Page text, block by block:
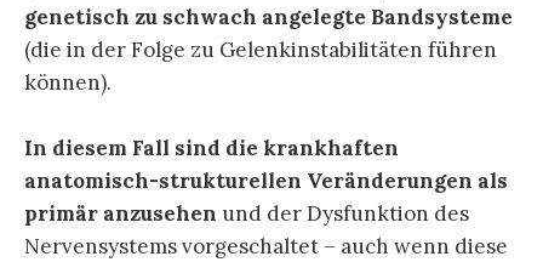
genetisch zu schwach angelegte Bandsysteme
(die in der Folge zu Gelenkinstabilitäten führen
können).
In diesem Fall sind die krankhaften
anatomisch-strukturellen Veränderungen als
primär anzusehen und der Dysfunktion des
Nervensystems vorgeschaltet – auch wenn diese